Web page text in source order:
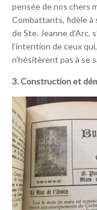
pensée de nos chers
Combattants, fidèle à
de Ste. Jeanne d’Arc,
l’intention de ceux
n’hésitèrent pas à se
3. Construction et